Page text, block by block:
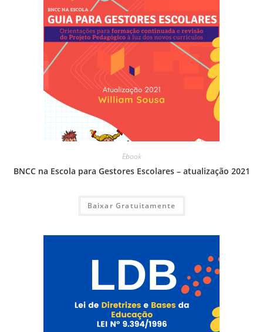
Ebook
BNCC na Escola para Gestores Escolares – atualização 2021
Baixar Gratuitamente